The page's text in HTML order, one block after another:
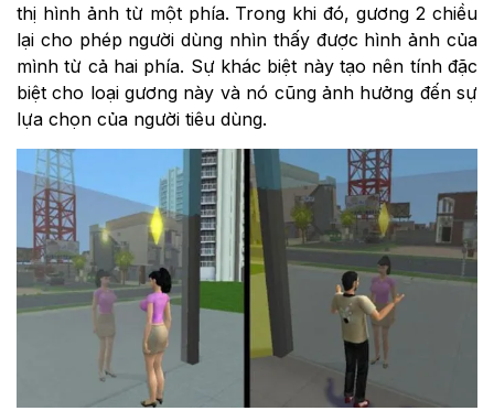
thị hình ảnh từ một phía. Trong khi đó, gương 2 chiều
lại cho phép người dùng nhìn thấy được hình ảnh của
mình từ cả hai phía. Sự khác biệt này tạo nên tính đặc
biệt cho loại gương này và nó cũng ảnh hưởng đến sự
lựa chọn của người tiêu dùng.